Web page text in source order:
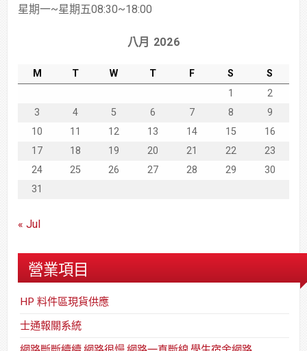
星期一~星期五08:30~18:00
八月 2026
M T W T F S
S
1
2
3
4 5 6 7 8
9
10
11 12 13 14 15
16
17
18 19 20 21 22
23
24
25 26 27 28 29
30
31
« Jul
營業項目
HP 料件區現貨供應
士通報關系統